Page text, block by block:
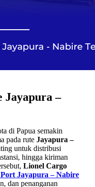
Jayapura –
di Papua semakin
pada rute Jayapura –
untuk distribusi
hingga kiriman
Lionel Cargo
Jayapura – Nabire
dan penanganan